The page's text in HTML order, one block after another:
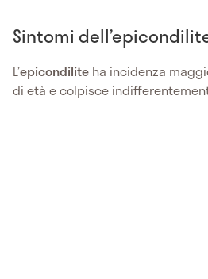
Sintomi
L’epicondilite ha incidenza
di età e colpisce